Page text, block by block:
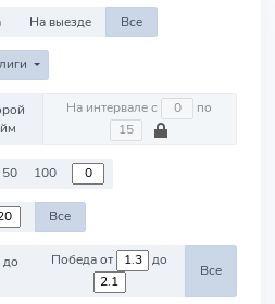
На выезде Все
На интервале с по
50 100
Все
до
Победа от до
Все